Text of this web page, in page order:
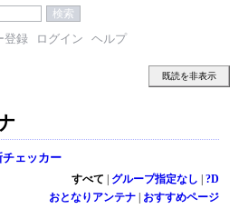
登録 ログイン ヘルプ
既読を非表示
ェッカー
すべて | グループ指定なし | ?D
おとなりアンテナ| おすすめページ